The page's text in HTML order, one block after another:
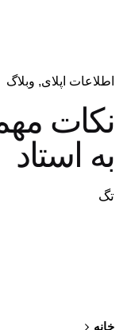
اطلاعات اپلای وبلاگ
نکات
به استاد
تگ
خانه